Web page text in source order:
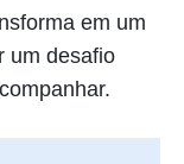
em um
um desafio